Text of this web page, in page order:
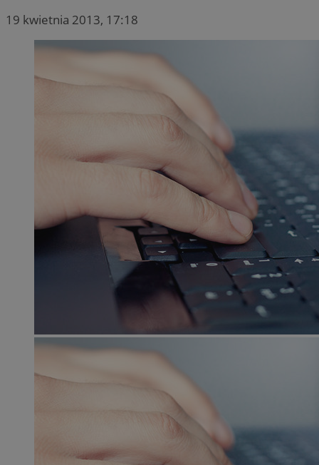
19 kwietnia 2013, 17:18